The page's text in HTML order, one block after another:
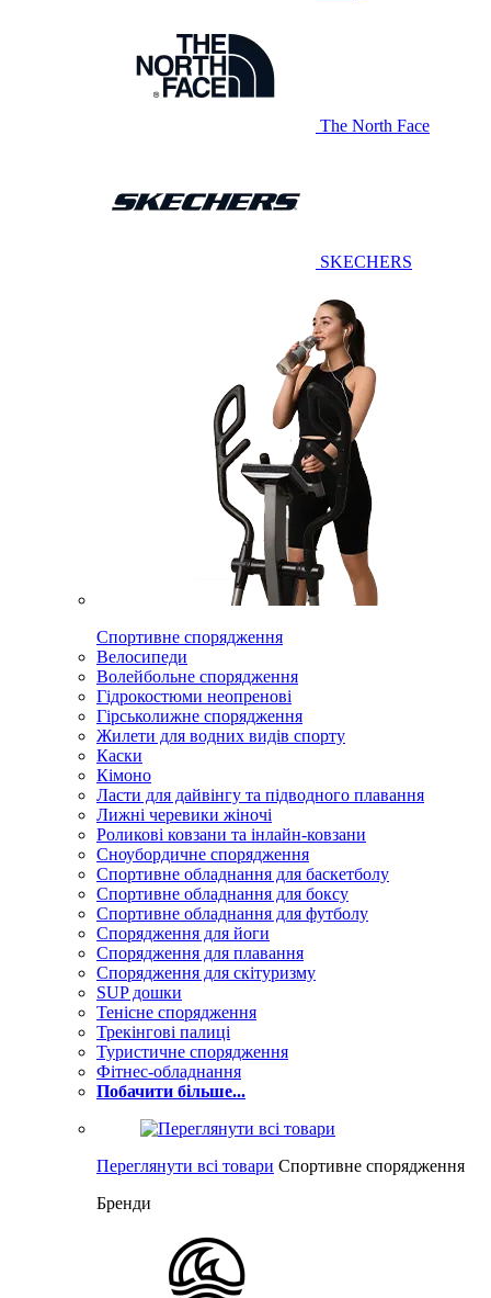
The North Face
SKECHERS
Спортивне спорядження
Велосипеди
Волейбольне спорядження
Гідрокостюми неопренові
Гірськолижне спорядження
Жилети для водних видів спорту
Каски
Кімоно
Ласти для дайвінгу та підводного плавання
Лижні черевики жіночі
Роликові ковзани та інлайн-ковзани
Сноубордичне спорядження
Спортивне обладнання для баскетболу
Спортивне обладнання для боксу
Спортивне обладнання для футболу
Спорядження для йоги
Спорядження для плавання
Спорядження для скітуризму
SUP дошки
Тенісне спорядження
Трекінгові палиці
Туристичне спорядження
Фітнес-обладнання
Побачити більше...
Переглянути всі товари Спортивне спорядження
Бренди